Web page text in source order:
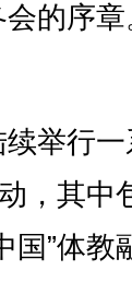
的序章
举行一
，其中
国”体教